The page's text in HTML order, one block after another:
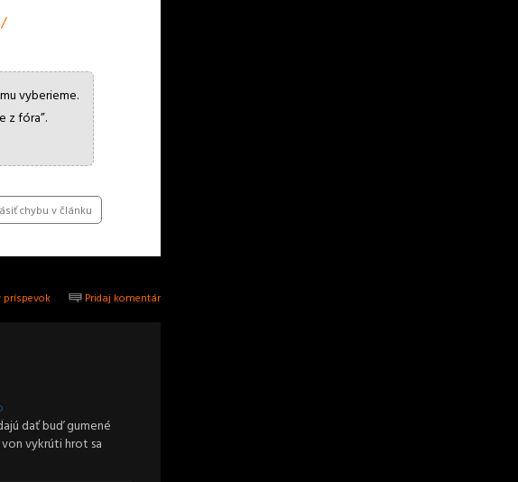
vyberieme.
z fóra”.
chybu v článku
Pridaj komentár
príspevok
dať buď gumené
vykrúti hrot sa